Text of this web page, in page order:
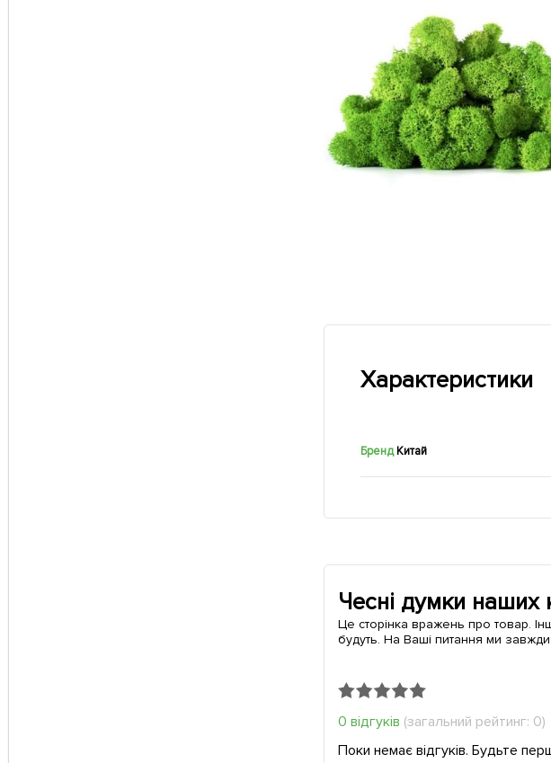
Характеристики
Бренд Китай
Чесні думки наших
Це сторінка вражень про товар.
будуть. На Ваші питання ми завжди
0 відгуків (загальний рейтинг: 0)
Поки немає відгуків. Будьте